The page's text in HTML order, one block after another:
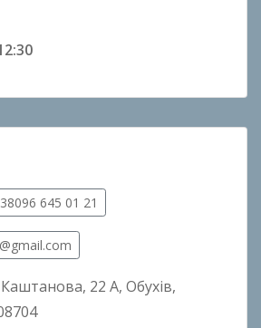
645 01 21
Каштанова, 22 А, Обухів,